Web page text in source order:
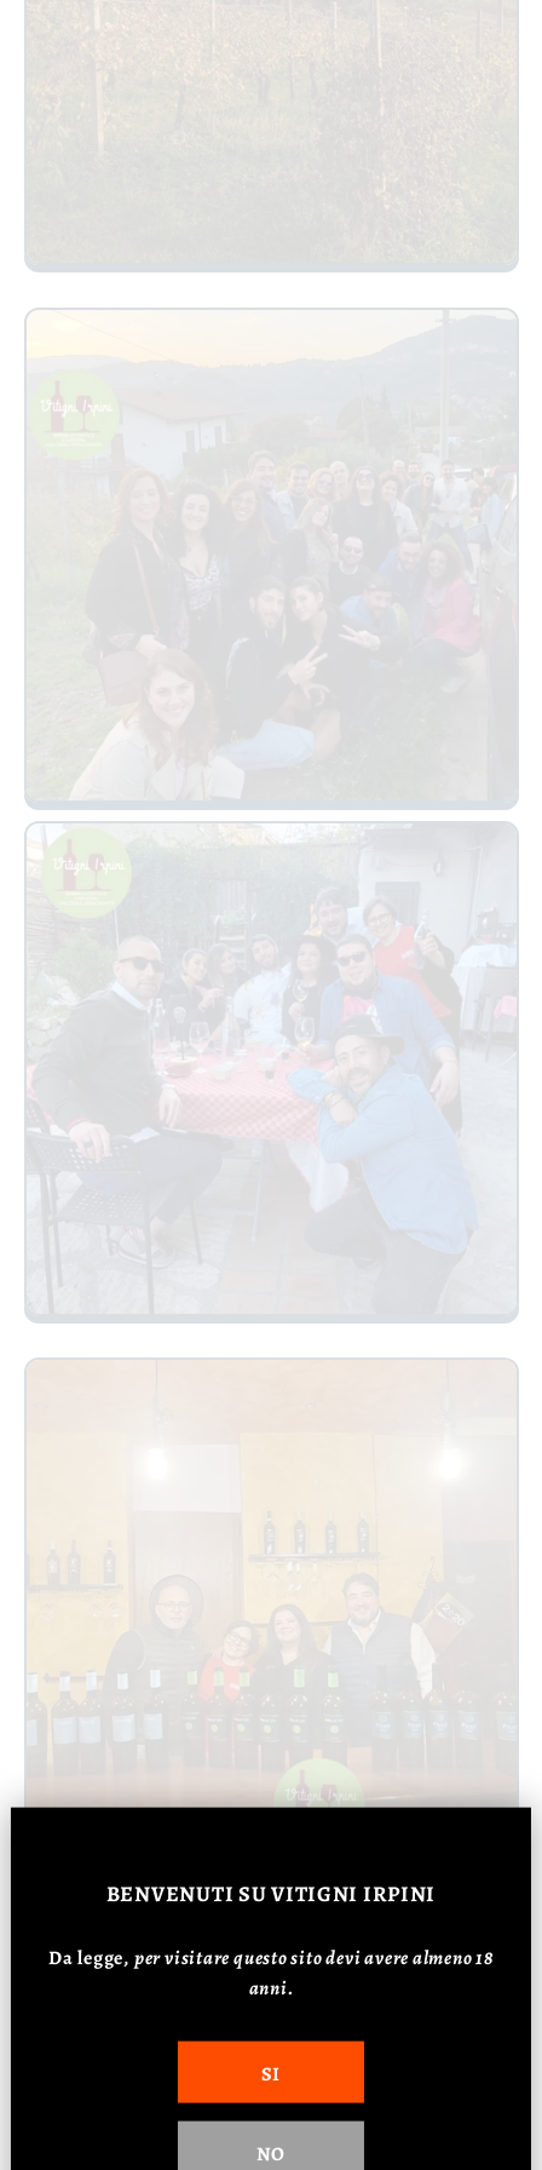
BENVENUTI SU VITIGNI IRPINI
Da legge, per visitare questo sito devi avere almeno 18
anni.
SI
NO